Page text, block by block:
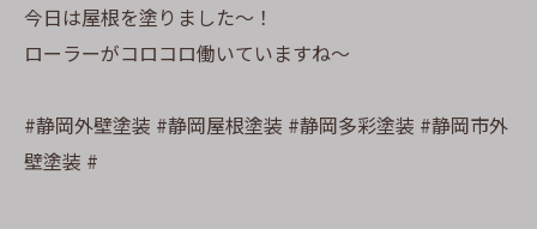
今日は屋根を塗りました〜！
ローラーがコロコロ働いていますね〜
#静岡外壁塗装 #静岡屋根塗装 #静岡多彩塗装 #静岡市外
壁塗装 #